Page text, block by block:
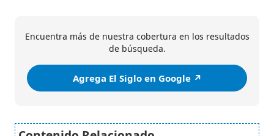
Encuentra más de nuestra cobertura en los resultados
de búsqueda.
Agrega El Siglo en Google ↗️